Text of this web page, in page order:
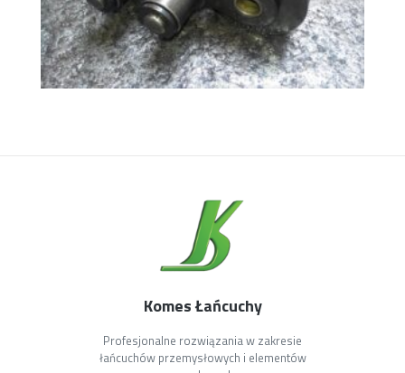
Komes Łańcuchy
Profesjonalne rozwiązania w zakresie
łańcuchów przemysłowych i elementów